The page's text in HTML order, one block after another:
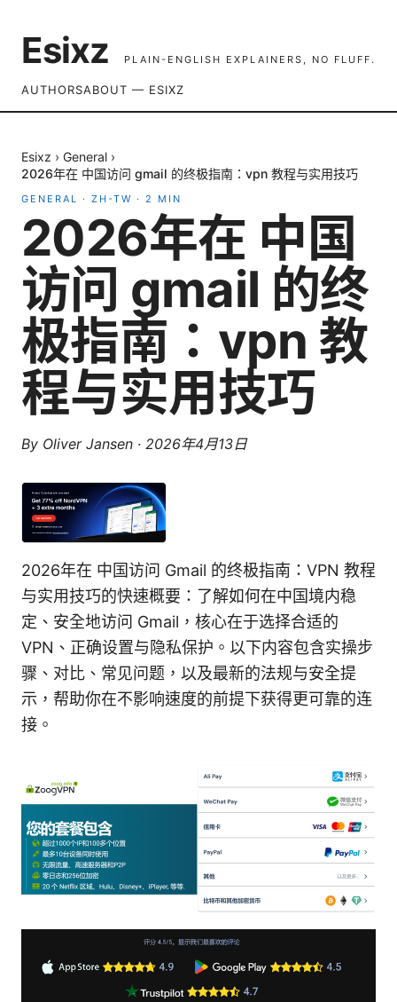
Esixz PLAIN-ENGLISH EXPLAINERS, NO FLUFF.
AUTHORSABOUT — ESIXZ
Esixz › General ›
2026年在 中国访问 gmail 的终极指南：vpn 教程与实用技巧
GENERAL · ZH-TW · 2 MIN
2026年在 中国
访问 gmail 的终
极指南：vpn 教
程与实用技巧
By Oliver Jansen · 2026年4月13日
2026年在 中国访问 Gmail 的终极指南：VPN 教程
与实用技巧的快速概要：了解如何在中国境内稳
定、安全地访问 Gmail，核心在于选择合适的
VPN、正确设置与隐私保护。以下内容包含实操步
骤、对比、常见问题，以及最新的法规与安全提
示，帮助你在不影响速度的前提下获得更可靠的连
接。